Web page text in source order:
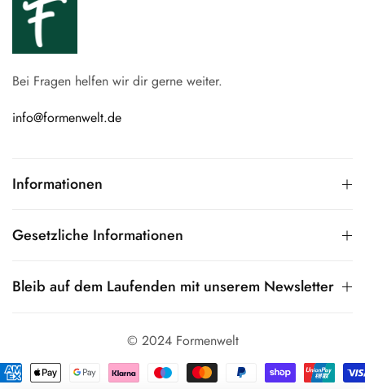
Bei Fragen helfen wir dir gerne weiter.
info@formenwelt.de
Informationen
Gesetzliche Informationen
Bleib auf dem Laufenden mit unserem Newsletter
© 2024 Formenwelt